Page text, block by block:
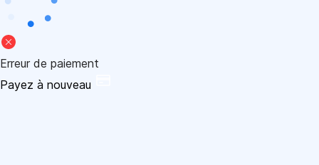
Erreur de paiement
Payez à nouveau